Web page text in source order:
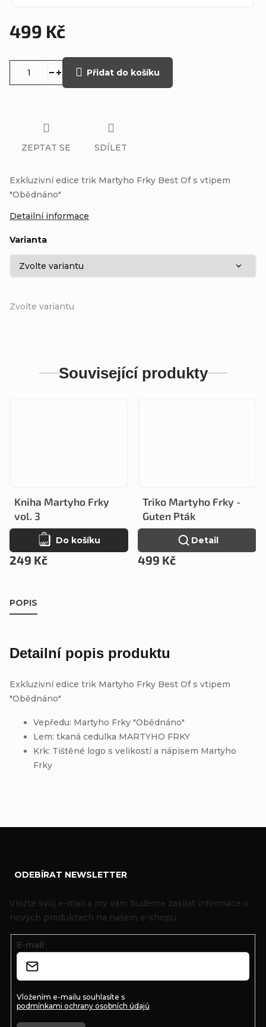
499 Kč
Zvolte variantu
Varianta
Přidat do košíku
Exkluzivní edice trik Martyho Frky Best Of s vtipem
"Obědnáno"
Detailní informace
ZEPTAT SE SDÍLET
Související produkty
Kniha Martyho Frky
vol. 3
249 Kč
Do košíku
Triko Martyho Frky -
Guten Pták
499 Kč
Detail
POPIS
Detailní popis produktu
Exkluzivní edice trik Martyho Frky Best Of s vtipem
"Obědnáno"
Vepředu: Martyho Frky "Obědnáno"
Lem: tkaná cedulka MARTYHO FRKY
Krk: Tištěné logo s velikostí a nápisem Martyho
Frky
ODEBÍRAT NEWSLETTER
Vložte svůj e-mail a my vám budeme zasílat informace o
nových produktech na našem e-shopu.
E-mail
Vložením e-mailu souhlasíte s
podmínkami ochrany osobních údajů